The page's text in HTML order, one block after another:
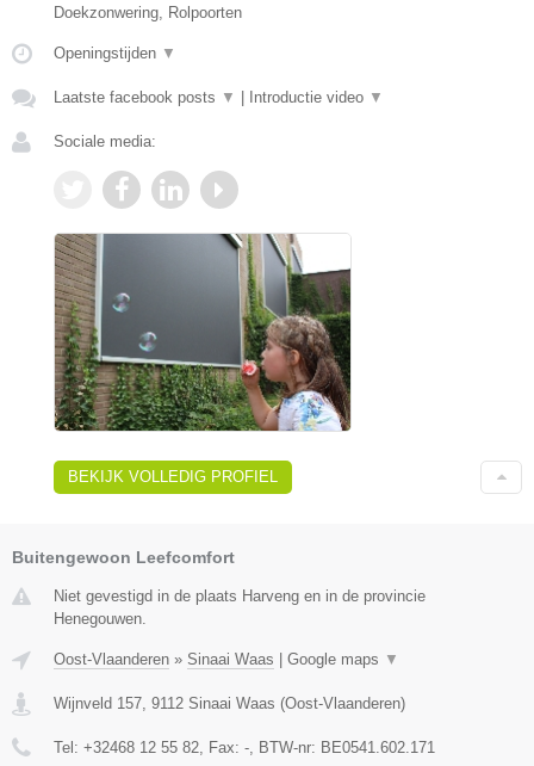
Doekzonwering, Rolpoorten
Openingstijden ▼
Laatste facebook posts ▼ Introductie video ▼
Sociale media:
BEKIJK VOLLEDIG PROFIEL
Buitengewoon Leefcomfort
Niet gevestigd in de plaats Harveng en in de provincie
Henegouwen.
Oost-Vlaanderen » Sinaai Waas | Google maps ▼
Wijnveld 157 9112 Sinaai Waas (Oost-Vlaanderen)
Tel: +32468 12 55 82 , Fax: - , BTW-nr: BE0541.602.171